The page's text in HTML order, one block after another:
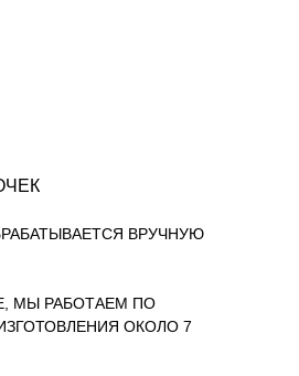
ВРУЧНУЮ
МЫ РАБОТАЕМ ПО
ОКОЛО 7